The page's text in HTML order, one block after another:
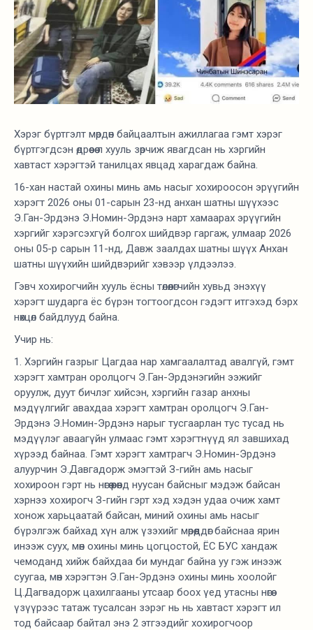
Хэрэг бүртгэлт мөрдөн байцаалтын ажиллагаа гэмт хэрэг
бүртгэгдсэн өдрөөсөө л хууль зөрчиж явагдсан нь хэргийн
хавтаст хэрэгтэй танилцах явцад харагдаж байна.
16-хан настай охины минь амь насыг хохироосон эрүүгийн
хэрэгт 2026 оны 01-сарын 23-нд анхан шатны шүүхээс
Э.Ган-Эрдэнэ Э.Номин-Эрдэнэ нарт хамаарах эрүүгийн
хэргийг хэрэгсэхгүй болгох шийдвэр гаргаж, улмаар 2026
оны 05-р сарын 11-нд, Давж заалдах шатны шүүх Анхан
шатны шүүхийн шийдвэрийг хэвээр үлдээлээ.
Гэвч хохирогчийн хууль ёсны төлөөлөгчийн хувьд энэхүү
хэрэгт шударга ёс бүрэн тогтоогдсон гэдэгт итгэхэд бэрх
нөхцөл байдлууд байна.
Учир нь:
1. Хэргийн газрыг Цагдаа нар хамгаалалтад авалгүй, гэмт
хэрэгт хамтран оролцогч Э.Ган-Эрдэнэгийн ээжийг
оруулж, дуут бичлэг хийсэн, хэргийн газар анхны
мэдүүлгийг авахдаа хэрэгт хамтран оролцогч Э.Ган-
Эрдэнэ Э.Номин-Эрдэнэ нарыг тусгаарлан тус тусад нь
мэдүүлэг аваагүйн улмаас гэмт хэрэгтнүүд ял завшихад
хүрээд байнаа. Гэмт хэрэгт хамтрагч Э.Номин-Эрдэнэ
алуурчин Э.Давгадорж эмэгтэй З-гийн амь насыг
хохироон гэрт нь нөгөө өрөөнд нуусан байсныг мэдэж байсан
хэрнээ хохирогч З-гийн гэрт хэд хэдэн удаа очиж хамт
хонож харьцаатай байсан, миний охины амь насыг
бүрэлгэж байхад хүн алж үзэхийг мөрөөддөг байснаа ярин
инээж суух, мөн охины минь цогцостой, ЁС БУС хандаж
чемоданд хийж байхдаа би мундаг байна уу гэж инээж
суугаа, мөн хэрэгтэн Э.Ган-Эрдэнэ охины минь хоолойг
Ц.Дагвадорж цахилгааны утсаар боох үед утасны нөгөө
үзүүрээс татаж тусалсан зэрэг нь нь хавтаст хэрэгт ил
тод байсаар байтал энэ 2 этгээдийг хохирогчоор